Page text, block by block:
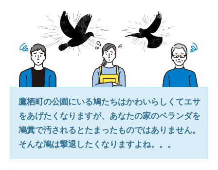
鷹栖町の公園にいる鳩たちはかわいらしくてエサ
をあげたくなりますが、あなたの家のベランダを
鳩糞で汚されるとたまったものではありません。
そんな鳩は撃退したくなりますよね。。。